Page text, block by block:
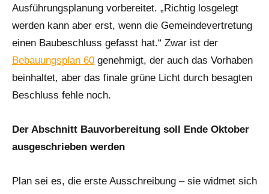
Ausführungsplanung vorbereitet. „Richtig losgelegt
werden kann aber erst, wenn die Gemeindevertretung
einen Baubeschluss gefasst hat.“ Zwar ist der
Bebauungsplan 60 genehmigt, der auch das Vorhaben
beinhaltet, aber das finale grüne Licht durch besagten
Beschluss fehle noch.
Der Abschnitt Bauvorbereitung soll Ende Oktober
ausgeschrieben werden
Plan sei es, die erste Ausschreibung – sie widmet sich